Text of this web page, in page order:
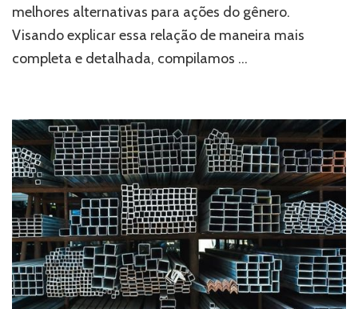
em
áreas
externas
melhores alternativas para ações do gênero.
Visando explicar essa relação de maneira mais
completa e detalhada, compilamos …